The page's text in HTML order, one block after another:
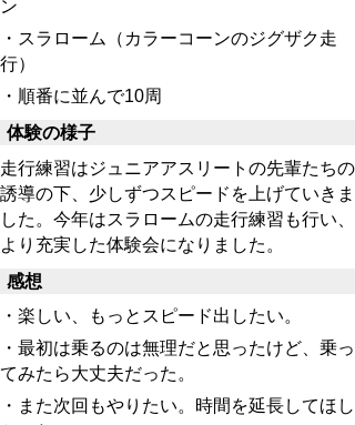
ン
・スラローム（カラーコーンのジグザク走
行）
・順番に並んで10周
体験の様子
走行練習はジュニアアスリートの先輩たちの
誘導の下、少しずつスピードを上げていきま
した。今年はスラロームの走行練習も行い、
より充実した体験会になりました。
感想
・楽しい、もっとスピード出したい。
・最初は乗るのは無理だと思ったけど、乗っ
てみたら大丈夫だった。
・また次回もやりたい。時間を延長してほし